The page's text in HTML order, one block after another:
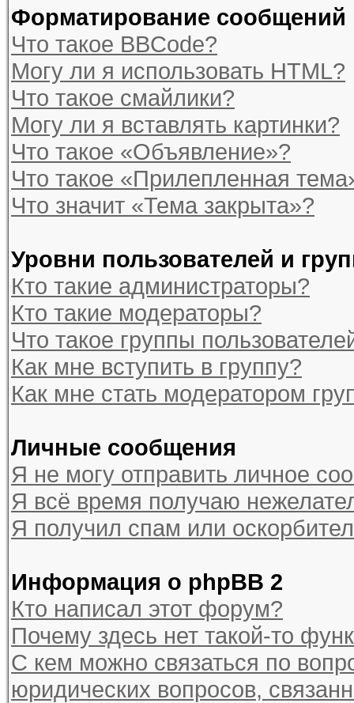
Форматирование
Что такое BBCode?
Могу ли я использовать HTML?
Что такое смайлики?
Могу ли я вставлять картинки?
Что такое «Объявление»?
Что такое «Прилепленная
Что значит «Тема закрыта»?
Уровни пользователей и
Кто такие администраторы?
Кто такие модераторы?
Что такое группы
Как мне вступить в группу?
Как мне стать модератором
Личные сообщения
Я не могу отправить личное
Я всё время получаю
Я получил спам или
Информация о phpBB 2
Кто написал этот форум?
Почему здесь нет такой-то
С кем можно связаться по
юридических вопросов,